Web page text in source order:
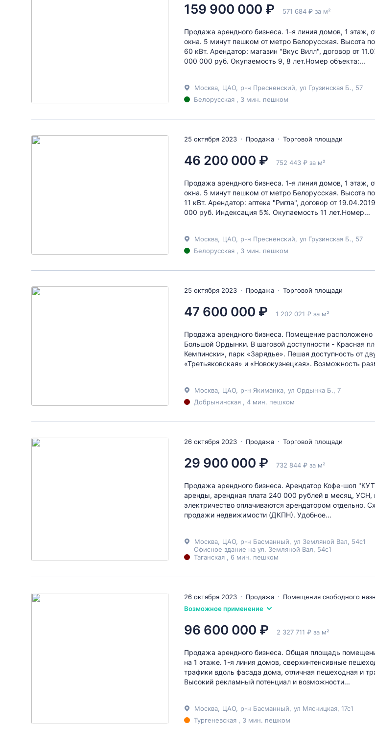
159 900 000 ₽ 571 684 ₽ за м²
Продажа арендного бизнеса. 1-я линия домов, 1 этаж,
окна. 5 минут пешком от метро Белорусская. Высота
60 кВт. Арендатор: магазин "Вкус Вилл", договор от
000 000 руб. Окупаемость 9, 8 лет.Номер объекта:...
Москва ЦАО р-н Пресненский ул Грузинская Б.
, 57
Белорусская , 3 мин. пешком
25 октября 2023 Продажа Торговой площади
46 200 000 ₽ 752 443 ₽ за м²
Продажа арендного бизнеса. 1-я линия домов, 1 этаж,
окна. 5 минут пешком от метро Белорусская. Высота
11 кВт. Арендатор: аптека "Ригла", договор от
000 руб. Индексация 5%. Окупаемость 11 лет.Номер...
Москва ЦАО р-н Пресненский ул Грузинская Б.
, 57
Белорусская , 3 мин. пешком
25 октября 2023 Продажа Торговой площади
47 600 000 ₽ 1 202 021 ₽ за м²
Продажа арендного бизнеса. Помещение расположено
Большой Ордынки. В шаговой доступности - Красная
Кемпински», парк «Зарядье». Пешая доступность от
«Третьяковская» и «Новокузнецкая». Возможность
Москва ЦАО р-н Якиманка ул Ордынка Б.
, 7
Добрынинская , 4 мин. пешком
26 октября 2023 Продажа Торговой площади
29 900 000 ₽ 732 844 ₽ за м²
Продажа арендного бизнеса. Арендатор Кофе-шоп
аренды, арендная плата 240 000 рублей в месяц,
электричество оплачиваются арендатором отдельно.
продажи недвижимости (ДКПН). Удобное...
Москва ЦАО р-н Басманный ул Земляной Вал , 54с1
Офисное здание на ул. Земляной Вал, 54с1
Таганская , 6 мин. пешком
26 октября 2023 Продажа
Помещения свободного
Возможное применение
96 600 000 ₽ 2 327 711 ₽ за м²
Продажа арендного бизнеса. Общая площадь
на 1 этаже. 1-я линия домов, сверхинтенсивные
трафики вдоль фасада дома, отличная пешеходная и
Высокий рекламный потенциал и возможности...
Москва ЦАО р-н Басманный ул Мясницкая , 17с1
Тургеневская , 3 мин. пешком